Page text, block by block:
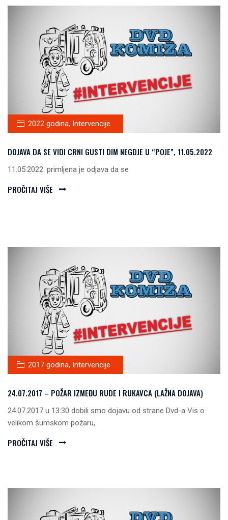
2022 godina, Intervencije
DOJAVA DA SE VIDI CRNI GUSTI DIM NEGDJE U “POJE”, 11.05.2022
11.05.2022. primljena je odjava da se
PROČITAJ VIŠE
2017 godina, Intervencije
24.07.2017 – POŽAR IZMEĐU RUDE I RUKAVCA (LAŽNA DOJAVA)
24.07.2017 u 13:30 dobili smo dojavu od strane Dvd-a Vis o
velikom šumskom požaru,
PROČITAJ VIŠE